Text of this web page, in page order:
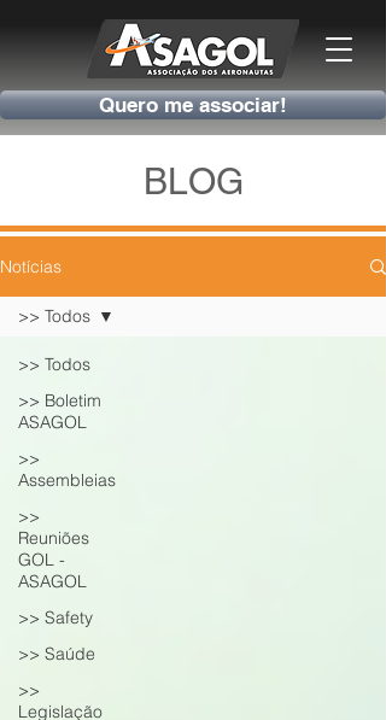
Quero me associar!
BLOG
Notícias
>> Todos
>> Boletim
ASAGOL
>>
Assembleias
>>
Reuniões
GOL -
ASAGOL
>> Safety
>> Saúde
>>
Legislação
>> Todos